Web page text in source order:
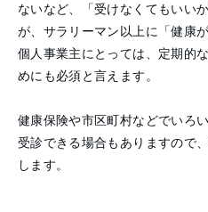
ないなど、「受けなくてもいい
が、サラリーマン以上に「健康
個人事業主にとっては、定期的
めにも必須と言えます。
健康保険や市区町村などでいろ
受診できる場合もありますので
します。